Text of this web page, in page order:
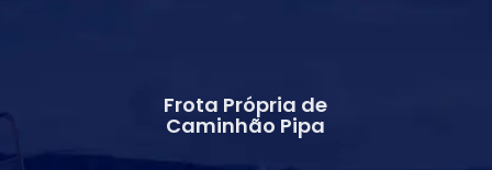
Frota Própria de
Caminhão Pipa